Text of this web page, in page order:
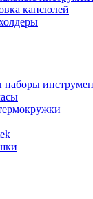
капсюлей
наборы